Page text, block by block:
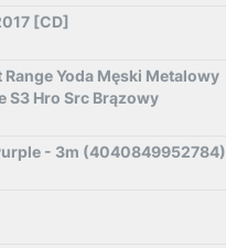
[CD]
Yoda Męski Metalowy
S3 Hro Src Brązowy
- 3m (4040849952784)